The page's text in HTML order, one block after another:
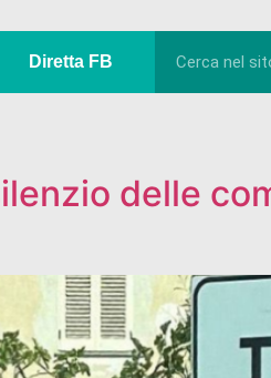
Diretta FB
delle